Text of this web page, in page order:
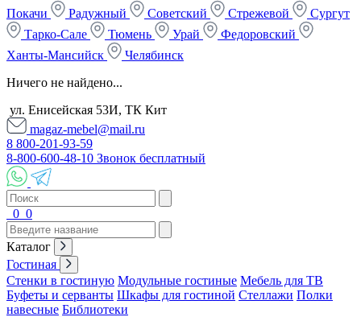
Покачи
Радужный Советский Стрежевой
Сургут
Тарко-Сале
Тюмень Урай
Федоровский
Ханты-Мансийск
Челябинск
Ничего не найдено...
ул. Енисейская 53И, ТК Кит
magaz-mebel@mail.ru
8 800-201-93-59
8-800-600-48-10 Звонок бесплатный
0 0
Каталог
Гостиная
Стенки в гостиную Модульные гостиные Мебель для ТВ
Буфеты и серванты Шкафы для гостиной Стеллажи Полки
навесные Библиотеки